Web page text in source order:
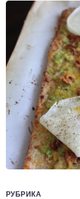
РУБРИКА